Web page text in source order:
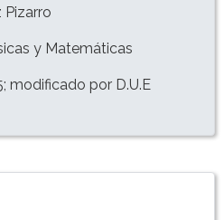
Pizarro
y Matemáticas
modificado por D.U.E